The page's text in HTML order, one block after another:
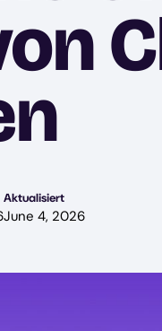
Aktualisiert
June 4, 2026